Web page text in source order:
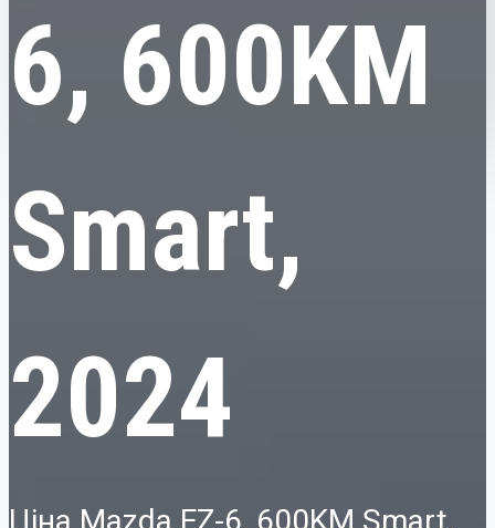
Авто з пробігом
Аксесуари
6, 600KM
Smart,
2024